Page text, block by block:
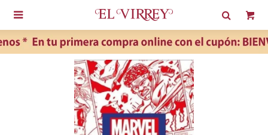
